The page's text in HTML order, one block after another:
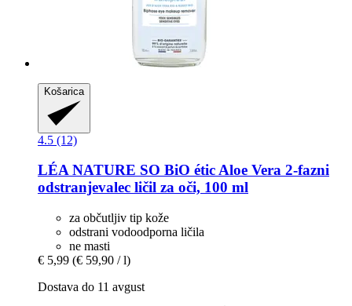
Košarica
4.5 (12)
LÉA NATURE SO BiO éticAloe Vera 2-​fazni
odstranjevalec ličil za oči, 100 ml
za občutljiv tip kože
odstrani vodoodporna ličila
ne masti
€ 5,99 (€ 59,90 / l)
Dostava do 11 avgust